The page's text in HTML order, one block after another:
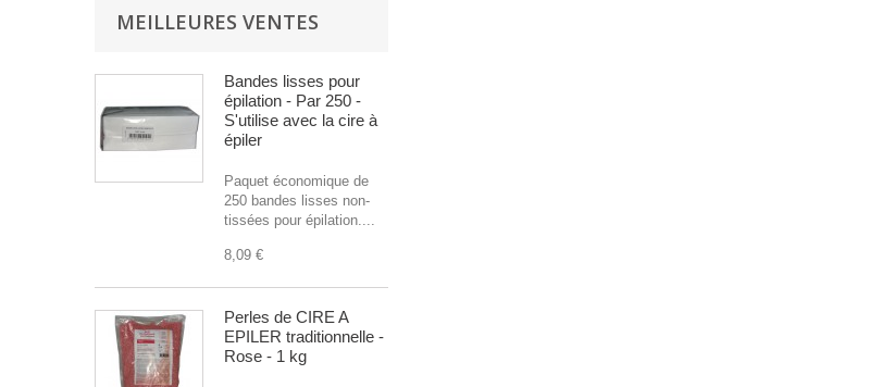
MEILLEURES VENTES
Bandes lisses pour
épilation - Par 250 -
S'utilise avec la cire à
épiler
Paquet économique de
250 bandes lisses non-
tissées pour épilation....
8,09 €
Perles de CIRE A
EPILER traditionnelle -
Rose - 1 kg